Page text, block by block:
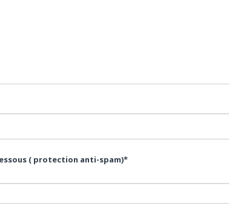
( protection anti-spam)*